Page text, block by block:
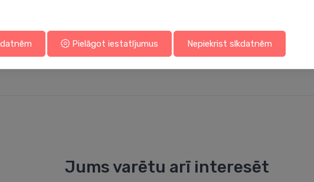
Jums varētu arī interesēt
Pielāgot iestatījumus Nepiekrist sīkdatnēm